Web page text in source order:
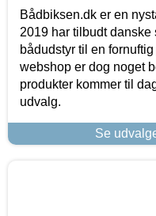
Bådbiksen.dk er en
2019 har tilbudt
bådudstyr til en
webshop er dog noget
produkter kommer til
udvalg.
Se